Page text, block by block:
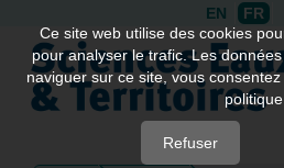
Quick
jump
page
EN FR
Ce site web utilise des cookies
pour analyser le trafic. Les
naviguer sur ce site, vous
Refuser